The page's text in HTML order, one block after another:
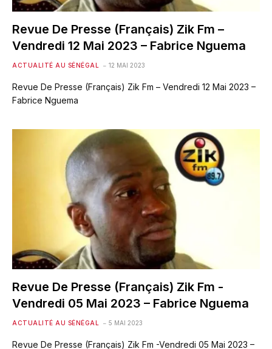
Revue De Presse (Français) Zik Fm –
Vendredi 12 Mai 2023 – Fabrice Nguema
ACTUALITÉ AU SÉNÉGAL 12 MAI 2023
Revue De Presse (Français) Zik Fm – Vendredi 12 Mai 2023 –
Fabrice Nguema
Revue De Presse (Français) Zik Fm -
Vendredi 05 Mai 2023 – Fabrice Nguema
ACTUALITÉ AU SÉNÉGAL 5 MAI 2023
Revue De Presse (Français) Zik Fm -Vendredi 05 Mai 2023 –